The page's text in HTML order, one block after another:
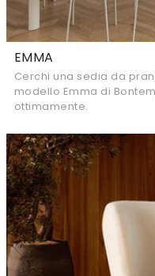
EMMA
Cerchi una sedia da
modello Emma di
ottimamente.